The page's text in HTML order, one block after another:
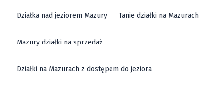
Działka nad jeziorem Mazury Tanie działki na Mazurach
Mazury działki na sprzedaż
Działki na Mazurach z dostępem do jeziora